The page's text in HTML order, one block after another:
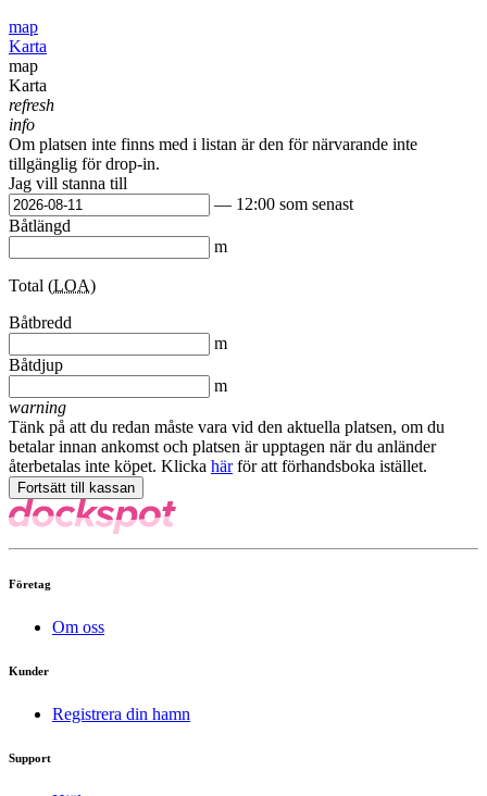
map
Karta
map
Karta
refresh
info
Om platsen inte finns med i listan är den för närvarande inte
tillgänglig för drop-in.
Jag vill stanna till
— 12:00 som senast
Båtlängd
m
Total (LOA)
Båtbredd
m
Båtdjup
m
warning
Tänk på att du redan måste vara vid den aktuella platsen, om du
betalar innan ankomst och platsen är upptagen när du anländer
återbetalas inte köpet. Klicka härför att förhandsboka istället.
Företag
Om oss
Kunder
Registrera din hamn
Support